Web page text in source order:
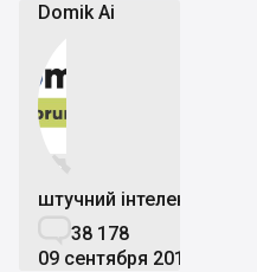
Domik Ai


штучний інтелект
38 178
09 сентября 2019